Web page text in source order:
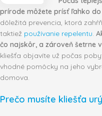
prírode môžete prísť ľahko
dôležitá prevencia, ktorá
taktiež používanie repelentu.
čo najskôr, a zároveň šetrne
kliešťa objavíte už počas
vhodné pomôcky na jeho
domova.
Prečo musíte kliešťa